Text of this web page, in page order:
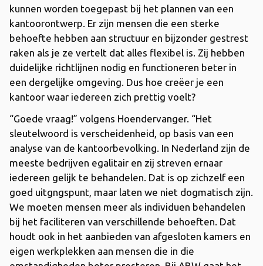
kunnen worden toegepast bij het plannen van een
kantoorontwerp. Er zijn mensen die een sterke
behoefte hebben aan structuur en bijzonder gestrest
raken als je ze vertelt dat alles flexibel is. Zij hebben
duidelijke richtlijnen nodig en functioneren beter in
een dergelijke omgeving. Dus hoe creëer je een
kantoor waar iedereen zich prettig voelt?
“Goede vraag!” volgens Hoendervanger. “Het
sleutelwoord is verscheidenheid, op basis van een
analyse van de kantoorbevolking. In Nederland zijn de
meeste bedrijven egalitair en zij streven ernaar
iedereen gelijk te behandelen. Dat is op zichzelf een
goed uitgngspunt, maar laten we niet dogmatisch zijn.
We moeten mensen meer als individuen behandelen
bij het faciliteren van verschillende behoeften. Dat
houdt ook in het aanbieden van afgesloten kamers en
eigen werkplekken aan mensen die in die